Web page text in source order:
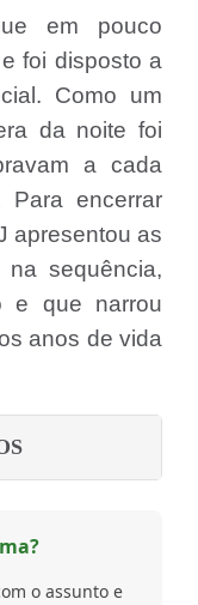
em pouco
foi disposto a
Como um
da noite foi
a cada
Para encerrar
apresentou as
sequência,
e que narrou
anos de vida
o assunto e